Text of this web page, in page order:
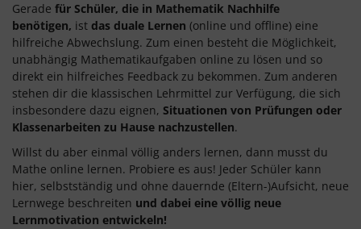
Gerade für Schüler, die in Mathematik Nachhilfe
benötigen, ist das duale Lernen (online und offline) eine
hilfreiche Abwechslung. Zum einen besteht die Möglichkeit,
unabhängig Mathematikaufgaben online zu lösen und so
direkt ein hilfreiches Feedback zu bekommen. Zum anderen
stehen dir die klassischen Lehrmittel zur Verfügung, die sich
insbesondere dazu eignen, Situationen von Prüfungen oder
Klassenarbeiten zu Hause nachzustellen.
Willst du aber einmal völlig anders lernen, dann musst du
Mathe online lernen. Probiere es aus! Jeder Schüler kann
hier, selbstständig und ohne dauernde (Eltern-)Aufsicht, neue
Lernwege beschreiten und dabei eine völlig neue
Lernmotivation entwickeln!